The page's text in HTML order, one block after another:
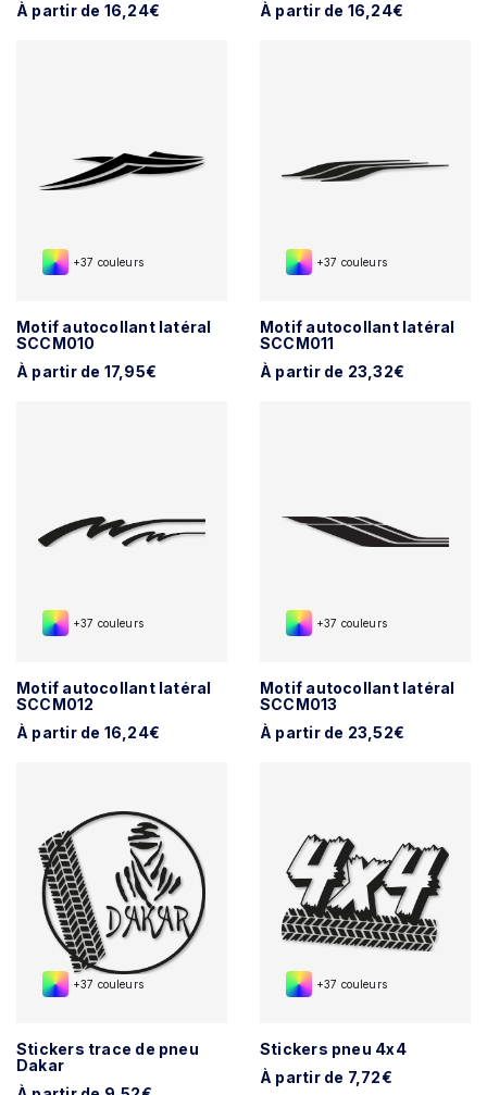
À partir de 16,24€
À partir de 16,24€
+37 couleurs
Motif autocollant latéral
SCCM010
À partir de 17,95€
+37 couleurs
Motif autocollant latéral
SCCM011
À partir de 23,32€
+37 couleurs
Motif autocollant latéral
SCCM012
À partir de 16,24€
+37 couleurs
Motif autocollant latéral
SCCM013
À partir de 23,52€
+37 couleurs
Stickers trace de pneu
Dakar
+37 couleurs
Stickers pneu 4x4
À partir de 7,72€